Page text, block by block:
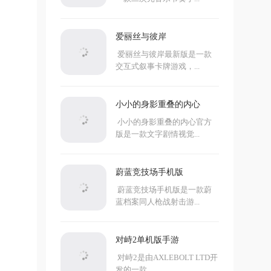
爱丽丝与彼岸
爱丽丝与彼岸最新版是一款
交互式叙事卡牌游戏，...
小小的身影重叠的内心
小小的身影重叠的内心官方
版是一款文字剧情视觉...
蔚蓝竞技场手机版
蔚蓝竞技场手机版是一款蔚
蓝档案同人枪战射击游...
对峙2单机版手游
对峙2是由AXLEBOLT LTD开